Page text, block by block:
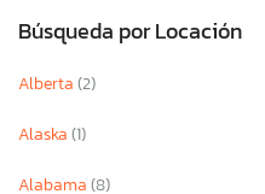
Búsqueda por Locación
Alberta(2)
Alaska(1)
Alabama(8)